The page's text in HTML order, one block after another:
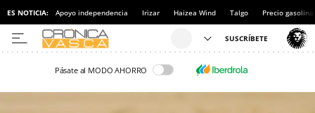
ES NOTICIA: Apoyo independencia Irizar Haizea Wind Talgo Precio gasolina
Pásate al MODO AHORRO